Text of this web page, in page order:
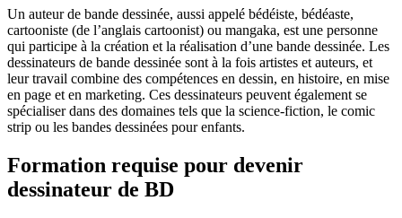
Un auteur de bande dessinée, aussi appelé bédéiste, bédéaste,
cartooniste (de l’anglais cartoonist) ou mangaka, est une personne
qui participe à la création et la réalisation d’une bande dessinée. Les
dessinateurs de bande dessinée sont à la fois artistes et auteurs, et
leur travail combine des compétences en dessin, en histoire, en mise
en page et en marketing. Ces dessinateurs peuvent également se
spécialiser dans des domaines tels que la science-fiction, le comic
strip ou les bandes dessinées pour enfants.
Formation requise pour devenir
dessinateur de BD